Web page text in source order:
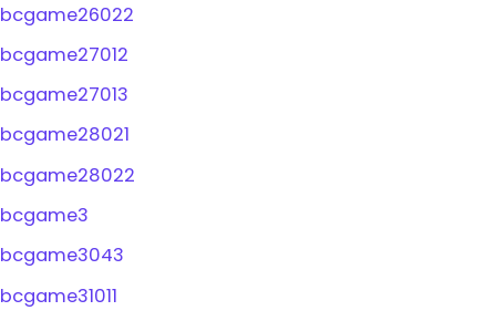
bcgame26022
bcgame27012
bcgame27013
bcgame28021
bcgame28022
bcgame3
bcgame3043
bcgame31011